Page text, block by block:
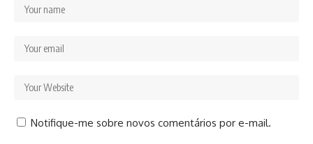
Notifique-me sobre novos comentários por e-mail.